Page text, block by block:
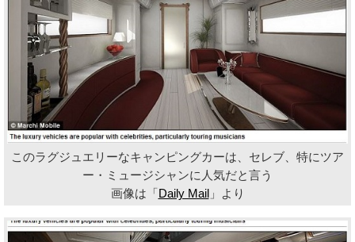
このラグジュエリーなキャンピングカーは、セレブ、特にツア
ー・ミュージシャンに人気だと言う
画像は「Daily Mail」より